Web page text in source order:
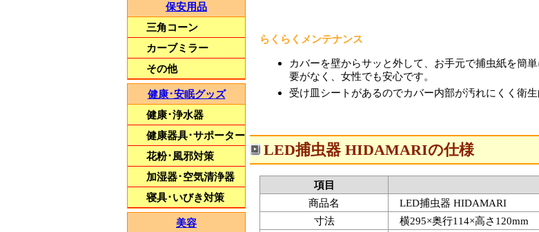
らくらくメンテナンス
カバーを壁からサッと外して、お手元で捕虫紙を簡
要がなく、女性でも安心です。
受け皿シートがあるのでカバー内部が汚れにくく衛生
LED捕虫器 HIDAMARIの仕様
項目
商品名
LED捕虫器 HIDAMARI
寸法
横295×奥行114×高さ120mm
保安用品
三角コーン
カーブミラー
その他
健康･安眠グッズ
健康･浄水器
健康器具･サポーター
花粉･風邪対策
加湿器･空気清浄器
寝具･いびき対策
美容